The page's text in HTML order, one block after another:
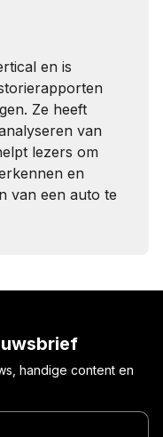
en is
Ze heeft
van
lezers om
en
van een auto te
handige content en